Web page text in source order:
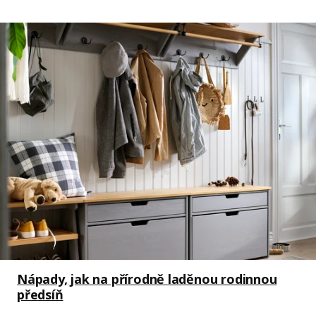
Nápady, jak na přírodně laděnou rodinnou
předsíň